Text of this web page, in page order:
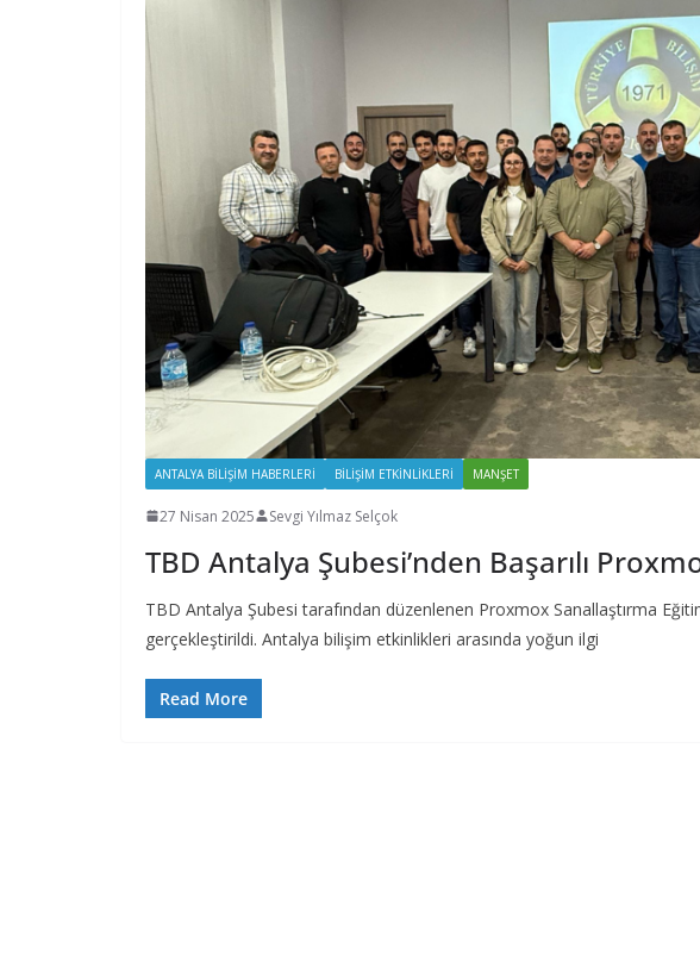
ANTALYA BILIŞIM HABERLERI BILIŞIM ETKINLIKLERI MANŞET
27 Nisan 2025 Sevgi Yılmaz Selçok
TBD Antalya Şubesi’nden Başarılı
TBD Antalya Şubesi tarafından düzenlenen Proxmox Sanallaştırma
gerçekleştirildi. Antalya bilişim etkinlikleri arasında yoğun ilgi
Read More